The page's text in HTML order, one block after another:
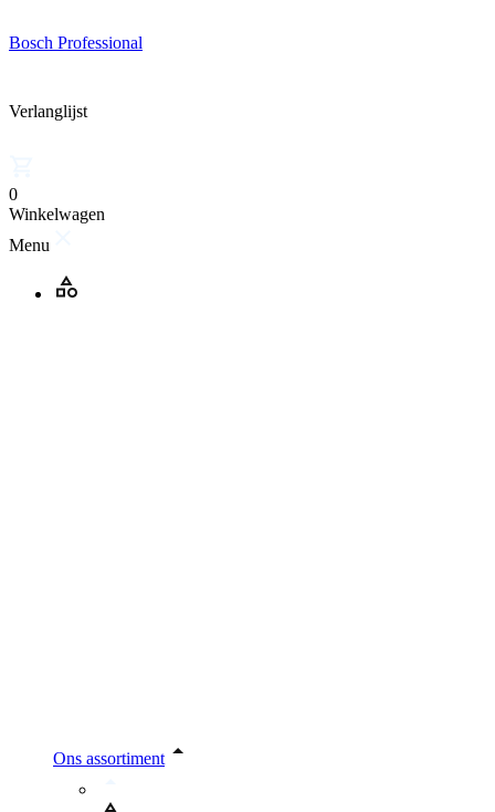
Bosch Professional
Verlanglijst
0
Winkelwagen
Menu
Ons assortiment